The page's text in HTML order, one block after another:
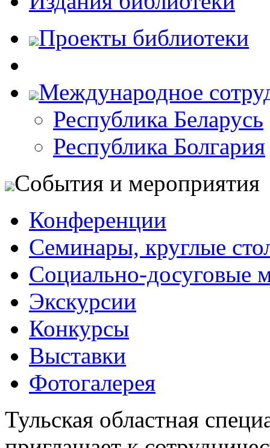
Проекты библиотеки
Международное
Республика Беларусь
Республика Болгария
События и мероприятия
Конференции
Семинары, круглые
Социально-досуговые
Экскурсии
Конкурсы
Выставки
Фотогалерея
Тульская областная